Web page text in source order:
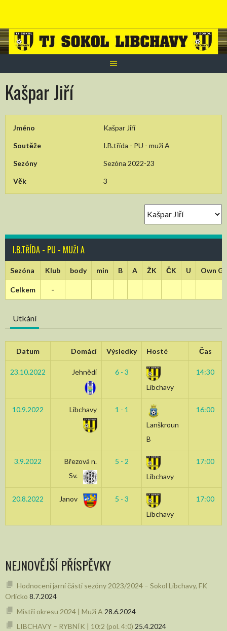
content
Kašpar Jiří
Jméno Kašpar Jiří
Soutěže I.B.třída - PU - muži A
Sezóny Sezóna 2022-23
Věk 3
I.B.TŘÍDA - PU - MUŽI A
Sezóna Klub body min B A ŽK ČK U Own
Celkem -
Utkání
Datum Domácí Výsledky Hosté Čas
23.10.2022 Jehnědí
6 - 3
Libchavy
14:30
10.9.2022 Libchavy
1 - 1
Lanškroun
B
16:00
3.9.2022
Březová n.
Sv.
5 - 2
Libchavy
17:00
20.8.2022 Janov
5 - 3
Libchavy
17:00
NEJNOVĚJŠÍ PŘÍSPĚVKY
Hodnocení jarní části sezóny 2023/2024 – Sokol Libchavy, FK
Orlicko 8.7.2024
Mistři okresu 2024 | Muži A 28.6.2024
LIBCHAVY – RYBNÍK | 10:2 (pol. 4:0) 25.4.2024